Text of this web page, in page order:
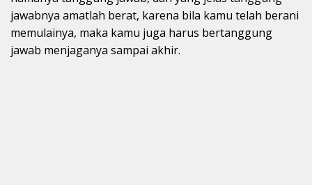
jawabnya amatlah berat, karena bila kamu telah berani
memulainya, maka kamu juga harus bertanggung
jawab menjaganya sampai akhir.